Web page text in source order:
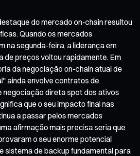
do mercado on-chain resultou
Quando os mercados
na segunda-feira, a liderança em
de preços voltou rapidamente. Em
da negociação on-chain atual de
ainda envolve contratos de
negociação direta spot dos ativos
que o seu impacto final nas
a passar pelos mercados
afirmação mais precisa seria que
o seu enorme potencial
sistema de backup fundamental para